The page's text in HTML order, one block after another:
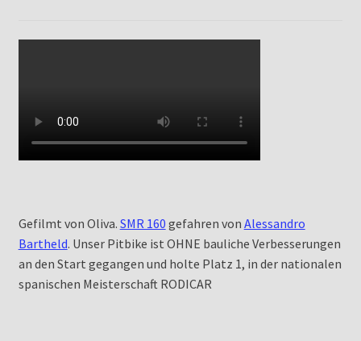
Gefilmt von Oliva. SMR 160 gefahren von Alessandro
Bartheld. Unser Pitbike ist OHNE bauliche Verbesserungen
an den Start gegangen und holte Platz 1, in der nationalen
spanischen Meisterschaft RODICAR